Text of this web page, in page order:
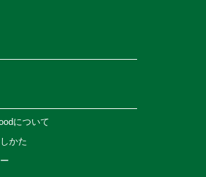
について
かた